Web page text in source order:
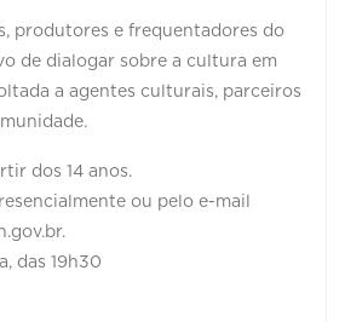
produtores e frequentadores do
de dialogar sobre a cultura em
a agentes culturais, parceiros
dos 14 anos.
ou pelo e-mail
das 19h30